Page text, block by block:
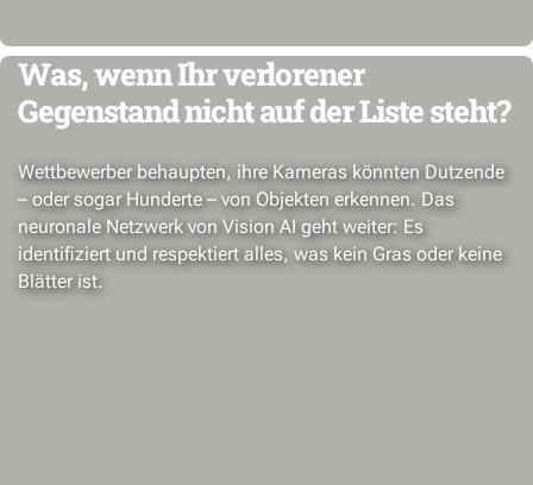
Was, wenn Ihr verlorener
Gegenstand nicht auf der Liste steht?
Wettbewerber behaupten, ihre Kameras könnten Dutzende
– oder sogar Hunderte – von Objekten erkennen. Das
neuronale Netzwerk von Vision AI geht weiter: Es
identifiziert und respektiert alles, was kein Gras oder keine
Blätter ist.